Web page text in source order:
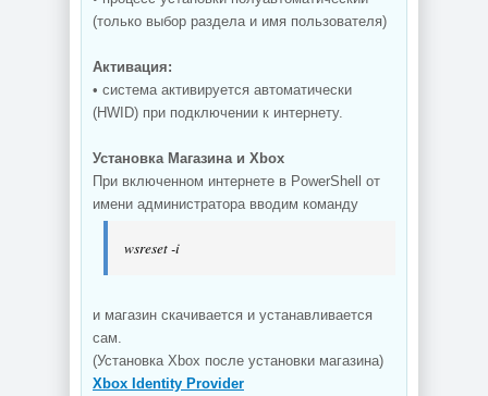
(только выбор раздела и имя пользователя)
Активация:
• система активируется автоматически
(HWID) при подключении к интернету.
Установка Магазина и Xbox
При включенном интернете в PowerShell от
имени администратора вводим команду
wsreset -i
и магазин скачивается и устанавливается
сам.
(Установка Xbox после установки магазина)
Xbox Identity Provider